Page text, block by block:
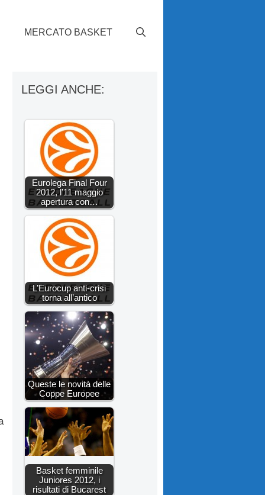
MERCATO BASKET
LEGGI ANCHE:
Eurolega Final Four
2012, l’11 maggio
apertura con…
L’Eurocup anti-crisi
torna all’antico
Queste le novità delle
Coppe Europee
Basket femminile
Juniores 2012, i
risultati di Bucarest